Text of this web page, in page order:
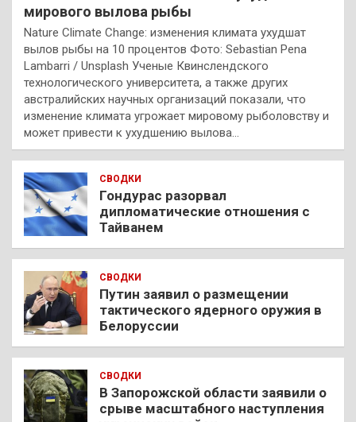
мирового вылова рыбы
Nature Climate Change: изменения климата ухудшат
вылов рыбы на 10 процентов Фото: Sebastian Pena
Lambarri / Unsplash Ученые Квинслендского
технологического университета, а также других
австралийских научных организаций показали, что
изменение климата угрожает мировому рыболовству и
может привести к ухудшению вылова…
СВОДКИ
Гондурас разорвал
дипломатические отношения с
Тайванем
СВОДКИ
Путин заявил о размещении
тактического ядерного оружия в
Белоруссии
СВОДКИ
В Запорожской области заявили о
срыве масштабного наступления